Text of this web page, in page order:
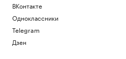
ВКонтакте
Одноклассники
Telegram
Дзен